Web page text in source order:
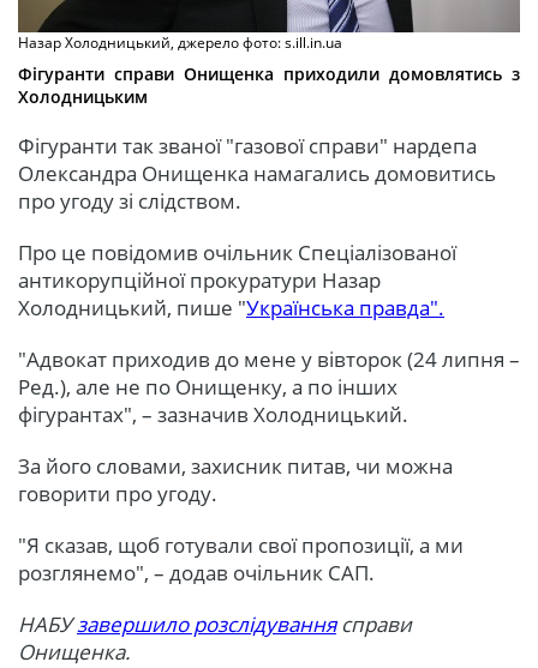
Назар Холодницький, джерело фото: s.ill.in.ua
Фігуранти справи Онищенка приходили домовлятись з
Холодницьким
Фігуранти так званої "газової справи" нардепа
Олександра Онищенка намагались домовитись
про угоду зі слідством.
Про це повідомив очільник Спеціалізованої
антикорупційної прокуратури Назар
Холодницький, пише "Українська правда".
"Адвокат приходив до мене у вівторок (24 липня –
Ред.), але не по Онищенку, а по інших
фігурантах", – зазначив Холодницький.
За його словами, захисник питав, чи можна
говорити про угоду.
"Я сказав, щоб готували свої пропозиції, а ми
розглянемо", – додав очільник САП.
НАБУзавершило розслідуваннясправи
Онищенка.